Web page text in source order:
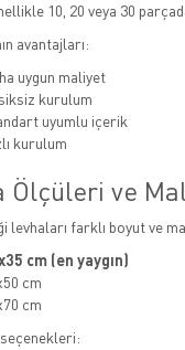
10, 20 veya 30
avantajları:
uygun maliyet
kurulum
uyumlu içerik
kurulum
Ölçüleri ve
levhaları farklı boyut ve
cm (en yaygın)
cm
cm